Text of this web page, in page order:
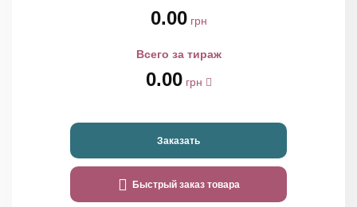
0.00грн
Всего за тираж
0.00грн
Заказать
Быстрый заказ товара